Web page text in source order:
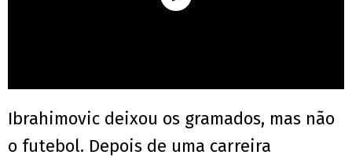
Ibrahimovic deixou os gramados, mas não
o futebol. Depois de uma carreira